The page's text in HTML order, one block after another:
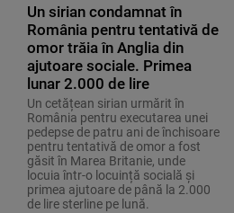
Un sirian condamnat în
România pentru tentativă de
omor trăia în Anglia din
ajutoare sociale. Primea
lunar 2.000 de lire
Un cetățean sirian urmărit în
România pentru executarea unei
pedepse de patru ani de închisoare
pentru tentativă de omor a fost
găsit în Marea Britanie, unde
locuia într-o locuință socială și
primea ajutoare de până la 2.000
de lire sterline pe lună.